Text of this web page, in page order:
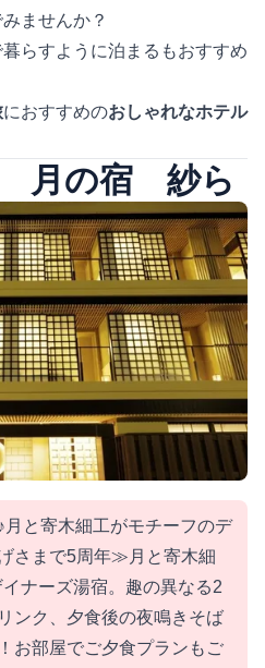
ませんか？
らすように泊まるもおすすめ
におすすめのおしゃれなホテル
月の宿 紗ら
月と寄木細工がモチーフのデ
さまで5周年≫月と寄木細
ナーズ湯宿。趣の異なる2
ンク、夕食後の夜鳴きそば
お部屋でご夕食プランもご